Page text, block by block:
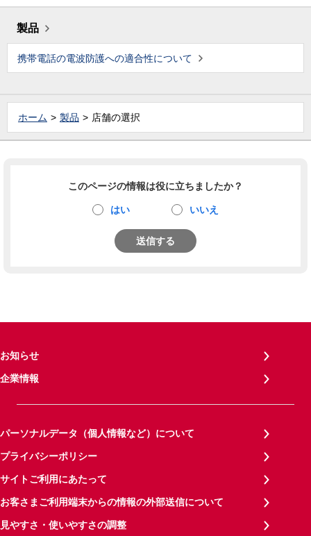
製品
携帯電話の電波防護への適合性について
ホーム 製品 店舗の選択
このページの情報は役に立ちましたか？
はい いいえ
送信する
お知らせ
企業情報
パーソナルデータ（個人情報など）について
プライバシーポリシー
サイトご利用にあたって
お客さまご利用端末からの情報の外部送信について
見やすさ・使いやすさの調整